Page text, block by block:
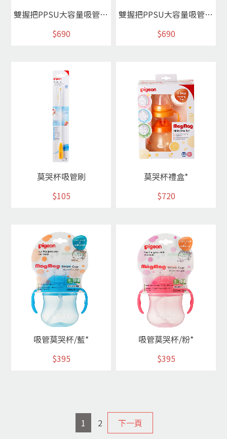
雙握把PPSU大容量吸管杯/綠*
$690
雙握把PPSU大容量吸管杯/藍*
$690
莫哭杯吸管刷
$105
莫哭杯禮盒*
$720
吸管莫哭杯/藍*
$395
吸管莫哭杯/粉*
$395
1 2 下一頁